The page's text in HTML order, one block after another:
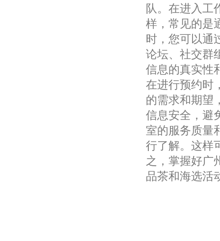
队。在进入工
样，常见的是
时，您可以通
论坛、社交群
信息的真实性
在进行预约时
的需求和期望
信息安全，避
室的服务质量
行了解。这样
之，掌握好广
品茶和海选活